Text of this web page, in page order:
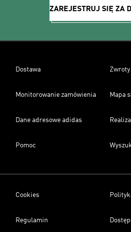
ZAREJESTRUJ SIĘ ZA
Dostawa
Monitorowanie zamówienia Mapa
Dane adresowe adidas
Pomoc
Cookies
Regulamin